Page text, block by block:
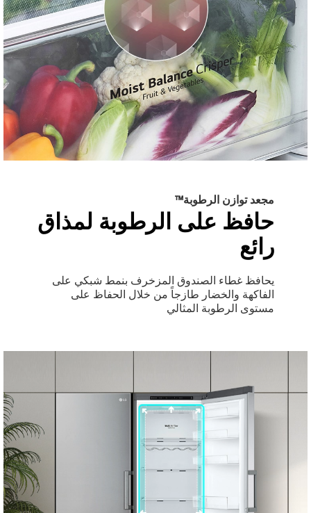
مجعد توازن الرطوبة™
حافظ على الرطوبة لمذاق
رائع
يحافظ غطاء الصندوق المزخرف بنمط شبكي على
الفاكهة والخضار طازجاً من خلال الحفاظ على
مستوى الرطوبة المثالي